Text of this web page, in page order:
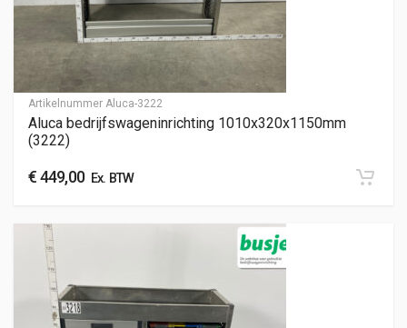
Artikelnummer Aluca-3222
Aluca bedrijfswageninrichting 1010x320x1150mm
(3222)
€449,00Ex. BTW